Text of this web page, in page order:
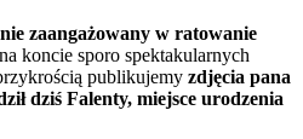
zaangażowany w ratowanie
koncie sporo spektakularnych
publikujemy zdjęcia pana
dziś Falenty, miejsce urodzenia